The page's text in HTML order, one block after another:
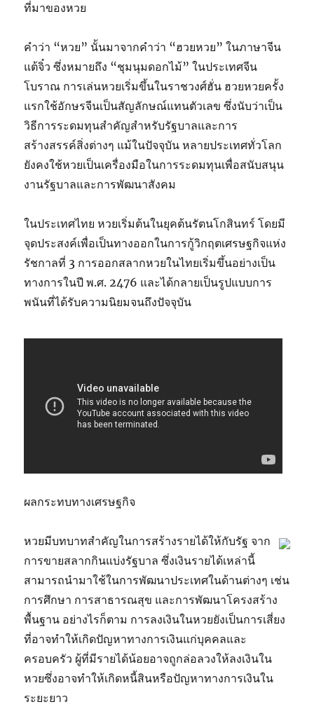
ที่มาของหวย
คำว่า “หวย” นั้นมาจากคำว่า “ฮวยหวย” ในภาษาจีน
แต้จิ๋ว ซึ่งหมายถึง “ชุมนุมดอกไม้” ในประเทศจีน
โบราณ การเล่นหวยเริ่มขึ้นในราชวงศ์ฮั่น ฮวยหวยครั้ง
แรกใช้อักษรจีนเป็นสัญลักษณ์แทนตัวเลข ซึ่งนับว่าเป็น
วิธีการระดมทุนสำคัญสำหรับรัฐบาลและการ
สร้างสรรค์สิ่งต่างๆ แม้ในปัจจุบัน หลายประเทศทั่วโลก
ยังคงใช้หวยเป็นเครื่องมือในการระดมทุนเพื่อสนับสนุน
งานรัฐบาลและการพัฒนาสังคม
ในประเทศไทย หวยเริ่มต้นในยุคต้นรัตนโกสินทร์ โดยมี
จุดประสงค์เพื่อเป็นทางออกในการกู้วิกฤตเศรษฐกิจแห่ง
รัชกาลที่ 3 การออกสลากหวยในไทยเริ่มขึ้นอย่างเป็น
ทางการในปี พ.ศ. 2476 และได้กลายเป็นรูปแบบการ
พนันที่ได้รับความนิยมจนถึงปัจจุบัน
ผลกระทบทางเศรษฐกิจ
หวยมีบทบาทสำคัญในการสร้างรายได้ให้กับรัฐ จาก
การขายสลากกินแบ่งรัฐบาล ซึ่งเงินรายได้เหล่านี้
สามารถนำมาใช้ในการพัฒนาประเทศในด้านต่างๆ เช่น
การศึกษา การสาธารณสุข และการพัฒนาโครงสร้าง
พื้นฐาน อย่างไรก็ตาม การลงเงินในหวยยังเป็นการเสี่ยง
ที่อาจทำให้เกิดปัญหาทางการเงินแก่บุคคลและ
ครอบครัว ผู้ที่มีรายได้น้อยอาจถูกล่อลวงให้ลงเงินใน
หวยซึ่งอาจทำให้เกิดหนี้สินหรือปัญหาทางการเงินใน
ระยะยาว